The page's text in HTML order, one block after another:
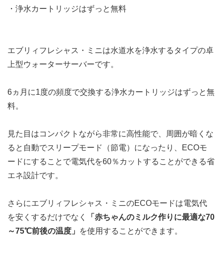
・浄水カートリッジはずっと無料
エブリィフレシャス・ミニは水道水を浄水するタイプの卓
上型ウォーターサーバーです。
6ヵ月に1度の頻度で交換する浄水カートリッジはずっと無
料。
見た目はコンパクトながら非常に高性能で、 周囲が暗くな
ると自動でスリープモード（節電）になったり、ECOモ
ードにすることで電気代を60％カット することができる省
エネ設計です。
さらにエブリィフレシャス・ミニのECOモードは電気代
を安くするだけでなく
「赤ちゃんのミルク作りに最適な70
～75℃前後の温度」
を使用することができます。